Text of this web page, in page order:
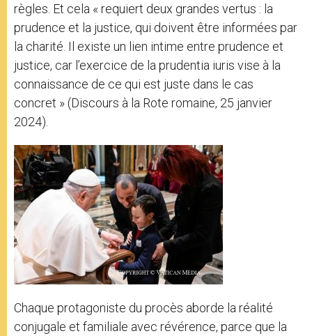
règles. Et cela « requiert deux grandes vertus : la
prudence et la justice, qui doivent être informées par
la charité. Il existe un lien intime entre prudence et
justice, car l’exercice de la prudentia iuris vise à la
connaissance de ce qui est juste dans le cas
concret » (Discours à la Rote romaine, 25 janvier
2024).
Chaque protagoniste du procès aborde la réalité
conjugale et familiale avec révérence, parce que la